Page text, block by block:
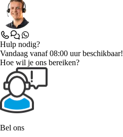
Hulp nodig?
Vandaag vanaf 08:00 uur beschikbaar!
Hoe wil je ons bereiken?
Bel ons